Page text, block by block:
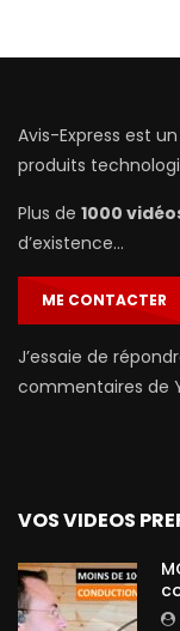
Avis-Express est
produits
Plus de 1000
d’existence…
ME CONTACTER
J’essaie de
commentaires de
VOS VIDEOS